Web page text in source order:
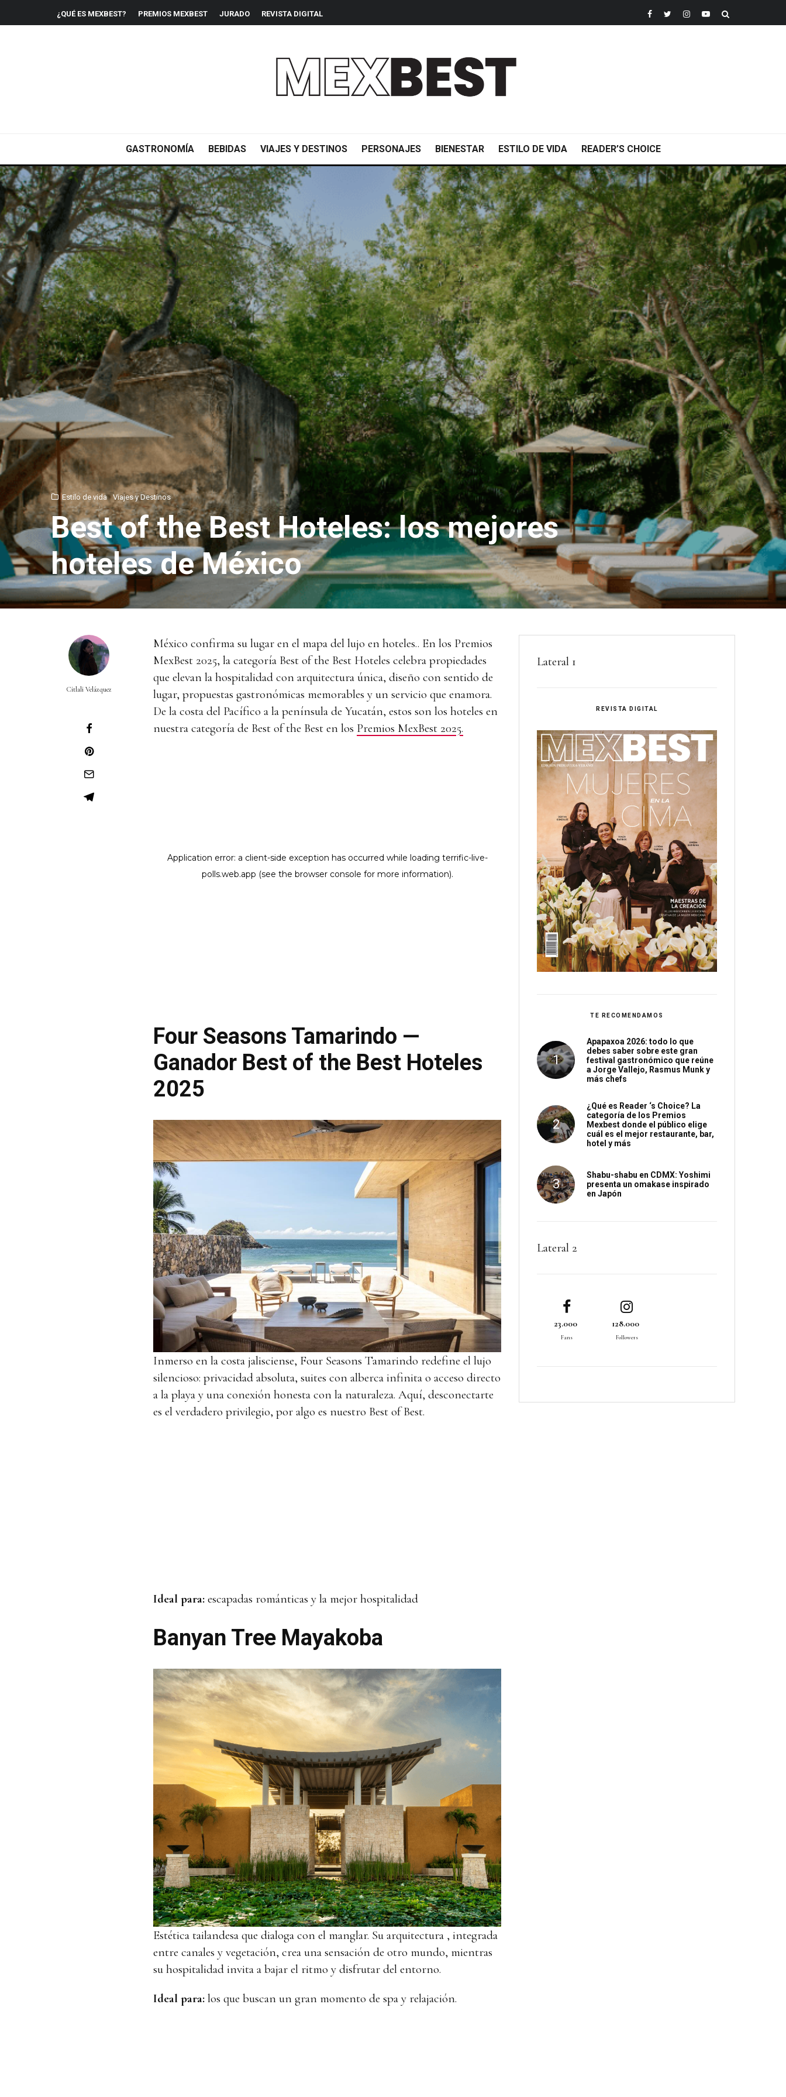
¿QUÉ ES MEXBEST? PREMIOS MEXBEST JURADO REVISTA DIGITAL
GASTRONOMÍA BEBIDAS VIAJES Y DESTINOS PERSONAJES BIENESTAR ESTILO DE VIDA READER’S CHOICE
Estilo de vida Viajes y Destinos
Best of the Best Hoteles: los mejores
hoteles de México
Citlali Velázquez
México confirma su lugar en el mapa del lujo en hoteles.. En los Premios
MexBest 2025, la categoría Best of the Best Hoteles celebra propiedades
que elevan la hospitalidad con arquitectura única, diseño con sentido de
lugar, propuestas gastronómicas memorables y un servicio que enamora.
De la costa del Pacífico a la península de Yucatán, estos son los hoteles en
nuestra categoría de Best of the Best en los Premios MexBest 2025.
Four Seasons Tamarindo —
Ganador Best of the Best Hoteles
2025
Inmerso en la costa jalisciense, Four Seasons Tamarindo redefine el lujo
silencioso: privacidad absoluta, suites con alberca infinita o acceso directo
a la playa y una conexión honesta con la naturaleza. Aquí, desconectarte
es el verdadero privilegio, por algo es nuestro Best of Best.
Ideal para: escapadas románticas y la mejor hospitalidad
Banyan Tree Mayakoba
Estética tailandesa que dialoga con el manglar. Su arquitectura , integrada
entre canales y vegetación, crea una sensación de otro mundo, mientras
su hospitalidad invita a bajar el ritmo y disfrutar del entorno.
Ideal para: los que buscan un gran momento de spa y relajación.
Lateral 1
REVISTA DIGITAL
TE RECOMENDAMOS
Apapaxoa 2026: todo lo que
debes saber sobre este gran
festival gastronómico que reúne
a Jorge Vallejo, Rasmus Munk y
más chefs
¿Qué es Reader ‘s Choice? La
categoría de los Premios
Mexbest donde el público elige
cuál es el mejor restaurante, bar,
hotel y más
Shabu-shabu en CDMX: Yoshimi
presenta un omakase inspirado
en Japón
Lateral 2
23.000
Fans
128.000
Followers